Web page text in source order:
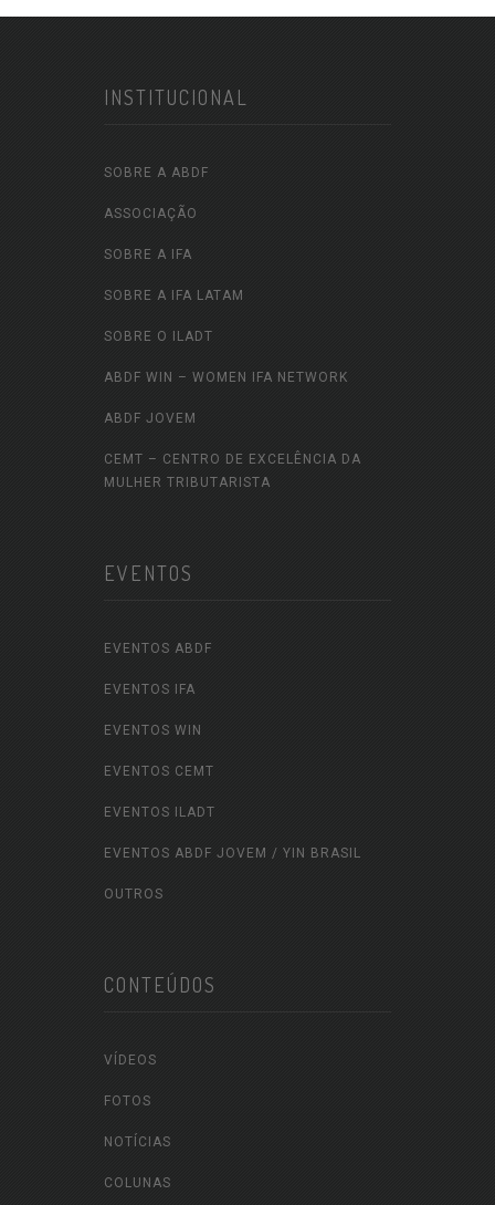
INSTITUCIONAL
SOBRE A ABDF
ASSOCIAÇÃO
SOBRE A IFA
SOBRE A IFA LATAM
SOBRE O ILADT
ABDF WIN – WOMEN IFA NETWORK
ABDF JOVEM
CEMT – CENTRO DE EXCELÊNCIA DA
MULHER TRIBUTARISTA
EVENTOS
EVENTOS ABDF
EVENTOS IFA
EVENTOS WIN
EVENTOS CEMT
EVENTOS ILADT
EVENTOS ABDF JOVEM / YIN BRASIL
OUTROS
CONTEÚDOS
VÍDEOS
FOTOS
NOTÍCIAS
COLUNAS